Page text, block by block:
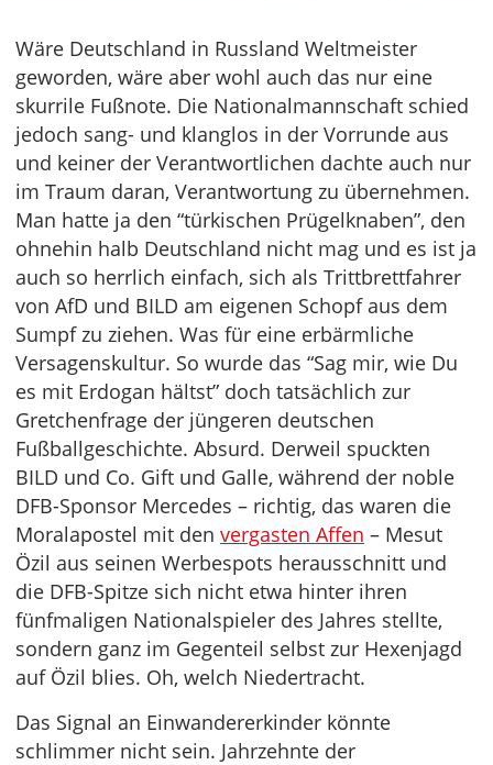
Wäre Deutschland in Russland Weltmeister
geworden, wäre aber wohl auch das nur eine
skurrile Fußnote. Die Nationalmannschaft schied
jedoch sang- und klanglos in der Vorrunde aus
und keiner der Verantwortlichen dachte auch nur
im Traum daran, Verantwortung zu übernehmen.
Man hatte ja den “türkischen Prügelknaben”, den
ohnehin halb Deutschland nicht mag und es ist ja
auch so herrlich einfach, sich als Trittbrettfahrer
von AfD und BILD am eigenen Schopf aus dem
Sumpf zu ziehen. Was für eine erbärmliche
Versagenskultur. So wurde das “Sag mir, wie Du
es mit Erdogan hältst” doch tatsächlich zur
Gretchenfrage der jüngeren deutschen
Fußballgeschichte. Absurd. Derweil spuckten
BILD und Co. Gift und Galle, während der noble
DFB-Sponsor Mercedes – richtig, das waren die
Moralapostel mit den vergasten Affen – Mesut
Özil aus seinen Werbespots herausschnitt und
die DFB-Spitze sich nicht etwa hinter ihren
fünfmaligen Nationalspieler des Jahres stellte,
sondern ganz im Gegenteil selbst zur Hexenjagd
auf Özil blies. Oh, welch Niedertracht.
Das Signal an Einwandererkinder könnte
schlimmer nicht sein. Jahrzehnte der